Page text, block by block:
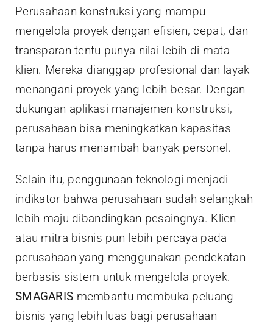
Perusahaan konstruksi yang mampu
mengelola proyek dengan efisien, cepat, dan
transparan tentu punya nilai lebih di mata
klien. Mereka dianggap profesional dan layak
menangani proyek yang lebih besar. Dengan
dukungan aplikasi manajemen konstruksi,
perusahaan bisa meningkatkan kapasitas
tanpa harus menambah banyak personel.
Selain itu, penggunaan teknologi menjadi
indikator bahwa perusahaan sudah selangkah
lebih maju dibandingkan pesaingnya. Klien
atau mitra bisnis pun lebih percaya pada
perusahaan yang menggunakan pendekatan
berbasis sistem untuk mengelola proyek.
SMAGARIS membantu membuka peluang
bisnis yang lebih luas bagi perusahaan